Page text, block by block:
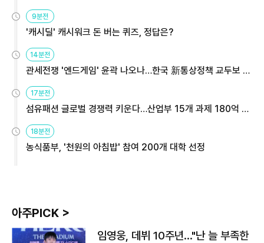
9분전
'캐시딜' 캐시워크 돈 버는 퀴즈, 정답은?
14분전
관세전쟁 '엔드게임' 윤곽 나오나…한국 新통상정책 교두보 활
용해야
17분전
섬유패션 글로벌 경쟁력 키운다…산업부 15개 과제 180억 지
원
18분전
농식품부, '천원의 아침밥' 참여 200개 대학 선정
아주PICK >
임영웅, 데뷔 10주년…"난 늘 부족한